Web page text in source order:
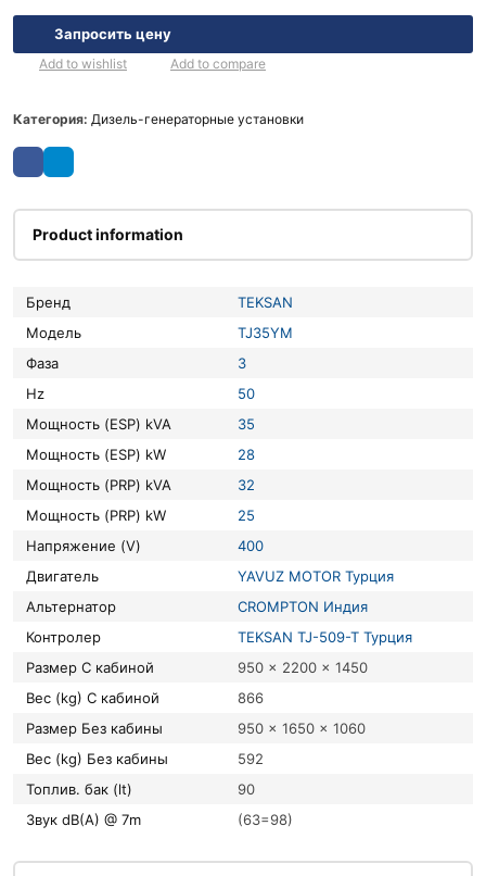
Запросить цену
Add to wishlist Add to compare
Категория: Дизель-генераторные установки
Product information
Бренд
TEKSAN
Модель
TJ35YM
Фаза
3
Hz
50
Мощность (ESP) kVA
35
Мощность (ESP) kW
28
Мощность (PRP) kVA
32
Мощность (PRP) kW
25
Напряжение (V)
400
Двигатель
YAVUZ MOTOR Турция
Альтернатор
CROMPTON Индия
Контролер
TEKSAN TJ-509-T Турция
Размер С кабиной
950 x 2200 x 1450
Вес (kg) С кабиной
866
Размер Без кабины
950 x 1650 x 1060
Вес (kg) Без кабины
592
Топлив. бак (lt)
90
Звук dB(A) @ 7m
(63=98)